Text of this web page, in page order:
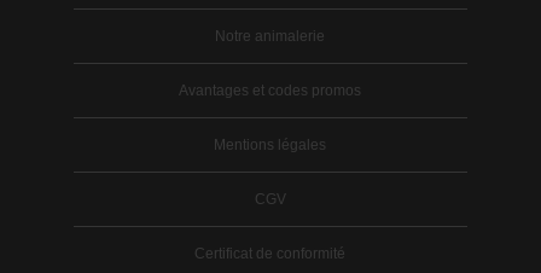
Notre animalerie
Avantages et codes promos
Mentions légales
CGV
Certificat de conformité